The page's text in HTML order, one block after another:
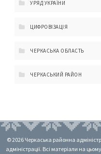
УРЯД УКРАЇНИ
ЦИФРОВІЗАЦІЯ
ЧЕРКАСЬКА ОБЛАСТЬ
ЧЕРКАСЬКИЙ РАЙОН
© 2026 Черкаська районна
адміністрації. Всі матеріали на